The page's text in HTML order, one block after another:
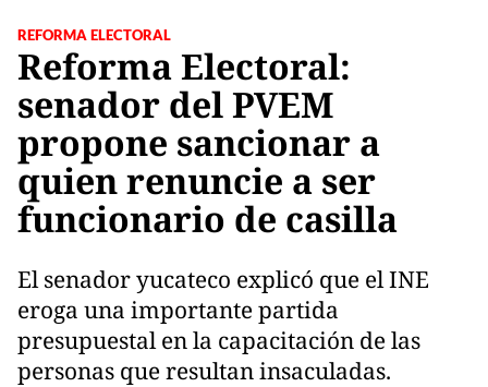
REFORMA ELECTORAL
Reforma Electoral:
senador del PVEM
propone sancionar a
quien renuncie a ser
funcionario de casilla
El senador yucateco explicó que el INE
eroga una importante partida
presupuestal en la capacitación de las
personas que resultan insaculadas.